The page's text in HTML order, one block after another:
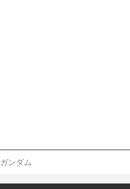
ガンダム